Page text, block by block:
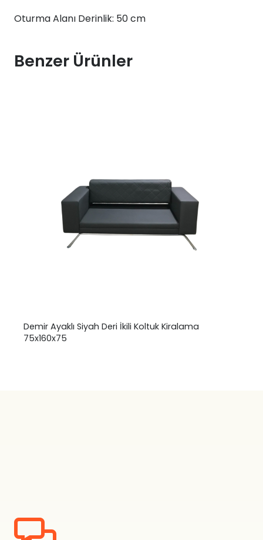
Oturma Alanı Derinlik: 50 cm
Benzer Ürünler
Demir Ayaklı Siyah Deri İkili Koltuk Kiralama
75x160x75